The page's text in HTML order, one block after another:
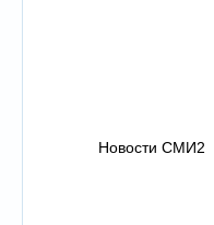
Новости СМИ2